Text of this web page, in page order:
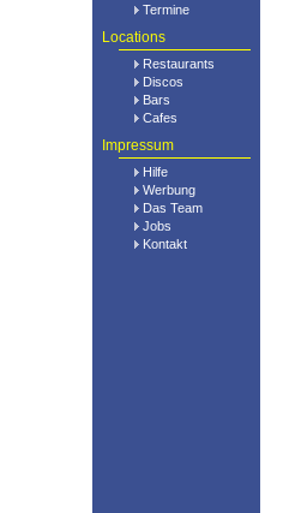
Termine
Locations
Restaurants
Discos
Bars
Cafes
Impressum
Hilfe
Werbung
Das Team
Jobs
Kontakt